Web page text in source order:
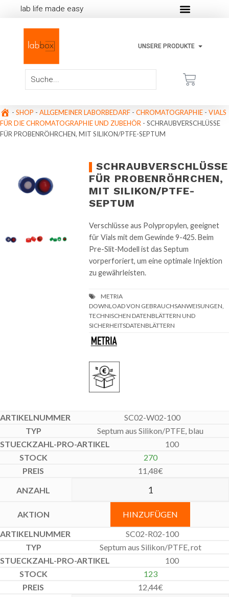
lab life made easy
UNSERE PRODUKTE
- SHOP - ALLGEMEINER LABORBEDARF - CHROMATOGRAPHIE - VIALS
FÜR DIE CHROMATOGRAPHIE UND ZUBEHÖR - SCHRAUBVERSCHLÜSSE
FÜR PROBENRÖHRCHEN, MIT SILIKON/PTFE-SEPTUM
SCHRAUBVERSCHLÜSSE
FÜR PROBENRÖHRCHEN,
MIT SILIKON/PTFE-
SEPTUM
Verschlüsse aus Polypropylen, geeignet
für Vials mit dem Gewinde 9-425. Beim
Pre-Slit-Modell ist das Septum
vorperforiert, um eine optimale Injektion
zu gewährleisten.
DOWNLOAD VON GEBRAUCHSANWEISUNGEN,
TECHNISCHEN DATENBLÄTTERN UND
SICHERHEITSDATENBLÄTTERN
SC02-W02-100
Septum aus Silikon/PTFE, blau
100
270
11,48€
HINZUFÜGEN
SC02-R02-100
Septum aus Silikon/PTFE, rot
100
123
12,44€